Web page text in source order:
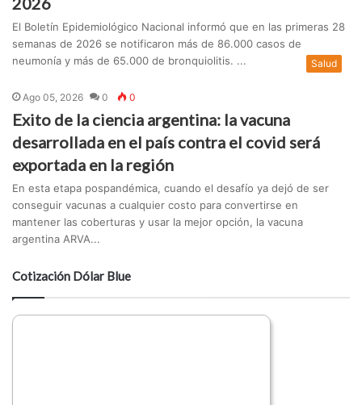
El Boletín Epidemiológico Nacional informó que en las primeras 28
semanas de 2026 se notificaron más de 86.000 casos de
neumonía y más de 65.000 de bronquiolitis. ...
Salud
Ago 05, 2026 0 0
Exito de la ciencia argentina: la vacuna
desarrollada en el país contra el covid será
exportada en la región
En esta etapa pospandémica, cuando el desafío ya dejó de ser
conseguir vacunas a cualquier costo para convertirse en
mantener las coberturas y usar la mejor opción, la vacuna
argentina ARVA...
Cotización Dólar Blue